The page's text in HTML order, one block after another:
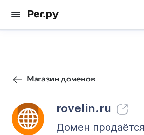
Магазин доменов
rovelin.ru
Домен продаётся